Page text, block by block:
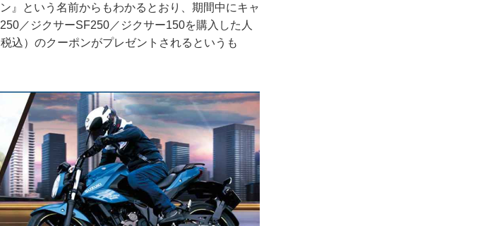
』という名前からもわかるとおり、期間中にキャ
／ジクサーSF250／ジクサー150を購入した人
込）のクーポンがプレゼントされるというも